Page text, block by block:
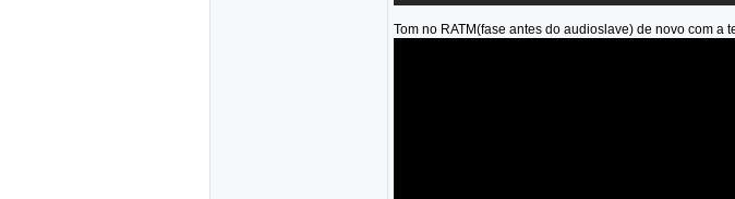
Tom no RATM(fase antes do audioslave) de novo com a